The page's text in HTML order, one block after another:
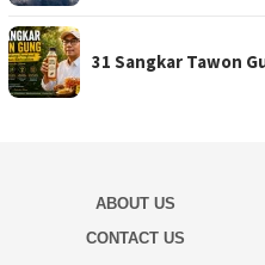
31 Sangkar Tawon
ABOUT US
CONTACT US